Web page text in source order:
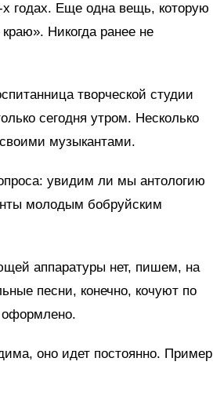
х годах. Еще одна вещь, которую
Никогда ранее не
творческой студии
сегодня утром. Несколько
музыкантами.
увидим ли мы антологию
молодым бобруйским
аппаратуры нет, пишем, на
песни, конечно, кочуют по
оформлено.
оно идет постоянно. Пример